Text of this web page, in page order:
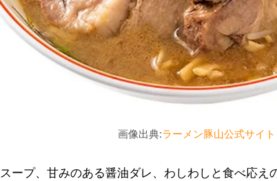
画像出典:ラーメン豚山公式サイト
ープ、甘みのある醤油ダレ、わしわしと食べ応え